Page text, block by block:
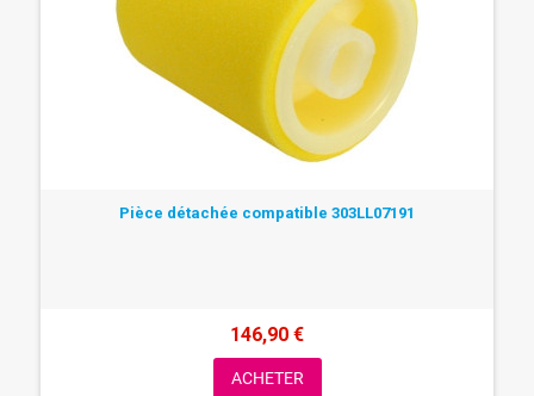
Pièce détachée compatible 303LL07191
146,90 €
ACHETER